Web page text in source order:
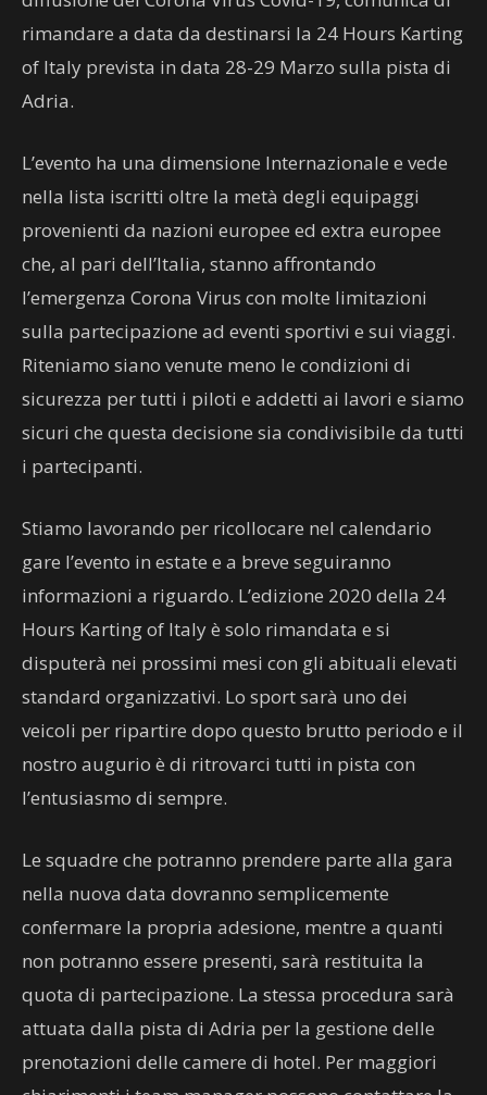
rimandare a data da destinarsi la 24 Hours Karting
of Italy prevista in data 28-29 Marzo sulla pista di
Adria.
L’evento ha una dimensione Internazionale e vede
nella lista iscritti oltre la metà degli equipaggi
provenienti da nazioni europee ed extra europee
che, al pari dell’Italia, stanno affrontando
l’emergenza Corona Virus con molte limitazioni
sulla partecipazione ad eventi sportivi e sui viaggi.
Riteniamo siano venute meno le condizioni di
sicurezza per tutti i piloti e addetti ai lavori e siamo
sicuri che questa decisione sia condivisibile da tutti
i partecipanti.
Stiamo lavorando per ricollocare nel calendario
gare l’evento in estate e a breve seguiranno
informazioni a riguardo. L’edizione 2020 della 24
Hours Karting of Italy è solo rimandata e si
disputerà nei prossimi mesi con gli abituali elevati
standard organizzativi. Lo sport sarà uno dei
veicoli per ripartire dopo questo brutto periodo e il
nostro augurio è di ritrovarci tutti in pista con
l’entusiasmo di sempre.
Le squadre che potranno prendere parte alla gara
nella nuova data dovranno semplicemente
confermare la propria adesione, mentre a quanti
non potranno essere presenti, sarà restituita la
quota di partecipazione. La stessa procedura sarà
attuata dalla pista di Adria per la gestione delle
prenotazioni delle camere di hotel. Per maggiori